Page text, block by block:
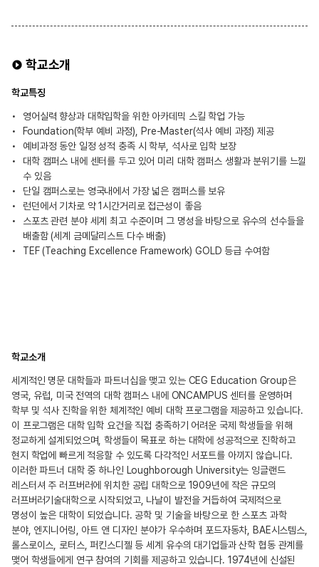
학교소개
학교특징
영어실력 향상과 대학입학을 위한 아카데믹 스킬 학업 가능
Foundation(학부 예비 과정), Pre-Master(석사 예비 과정) 제공
예비과정 동안 일정 성적 충족 시 학부, 석사로 입학 보장
대학 캠퍼스 내에 센터를 두고 있어 미리 대학 캠퍼스 생활과 분위기를 느낄
수 있음
단일 캠퍼스로는 영국내에서 가장 넓은 캠퍼스를 보유
런던에서 기차로 약 1시간거리로 접근성이 좋음
스포츠 관련 분야 세계 최고 수준이며 그 명성을 바탕으로 유수의 선수들을
배출함 (세계 금메달리스트 다수 배출)
TEF (Teaching Excellence Framework) GOLD 등급 수여함
학교소개
세계적인 명문 대학들과 파트너십을 맺고 있는 CEG Education Group은
영국, 유럽, 미국 전역의 대학 캠퍼스 내에 ONCAMPUS 센터를 운영하며
학부 및 석사 진학을 위한 체계적인 예비 대학 프로그램을 제공하고 있습니다.
이 프로그램은 대학 입학 요건을 직접 충족하기 어려운 국제 학생들을 위해
정교하게 설계되었으며, 학생들이 목표로 하는 대학에 성공적으로 진학하고
현지 학업에 빠르게 적응할 수 있도록 다각적인 서포트를 아끼지 않습니다.
이러한 파트너 대학 중 하나인 Loughborough University는 잉글랜드
레스터셔 주 러프버러에 위치한 공립 대학으로 1909년에 작은 규모의
러프버러기술대학으로 시작되었고, 나날이 발전을 거듭하여 국제적으로
명성이 높은 대학이 되었습니다. 공학 및 기술을 바탕으로 한 스포츠 과학
분야, 엔지니어링, 아트 앤 디자인 분야가 우수하며 포드자동차, BAE시스템스,
롤스로이스, 로터스, 퍼킨스디젤 등 세계 유수의 대기업들과 산학 협동 관계를
맺어 학생들에게 연구 참여의 기회를 제공하고 있습니다. 1974년에 신설된